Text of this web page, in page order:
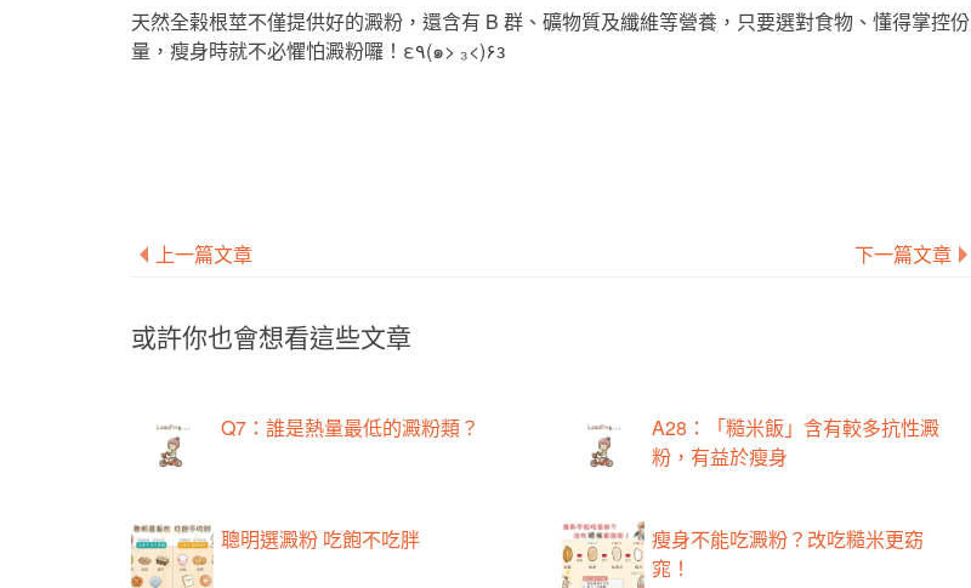
天然全榖根莖不僅提供好的澱粉，還含有 B 群、礦物質及纖維等營養，只要選對食物、懂得掌控份
量，瘦身時就不必懼怕澱粉囉！ε٩(๑> ₃<)۶з
上一篇文章 下一篇文章
或許你也會想看這些文章
Q7：誰是熱量最低的澱粉類？
A28：「糙米飯」含有較多抗性澱
粉，有益於瘦身
聰明選澱粉 吃飽不吃胖
瘦身不能吃澱粉？改吃糙米更窈
窕！